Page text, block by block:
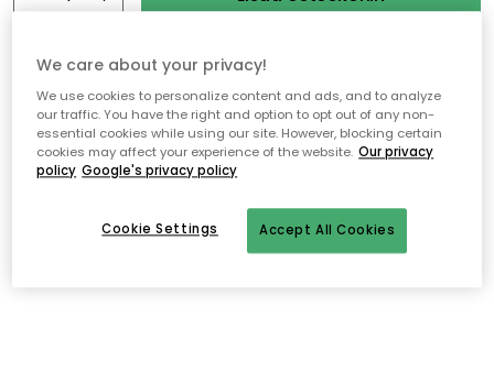
Ilmainen toimitus yli 79 €*
Nopeat ja joustavat toimitukset
We care about your privacy!
We use cookies to personalize content and ads, and to analyze
our traffic. You have the right and option to opt out of any non-
essential cookies while using our site. However, blocking certain
cookies may affect your experience of the website. Our privacy
policy Google's privacy policy
Accept All Cookies
Cookie Settings